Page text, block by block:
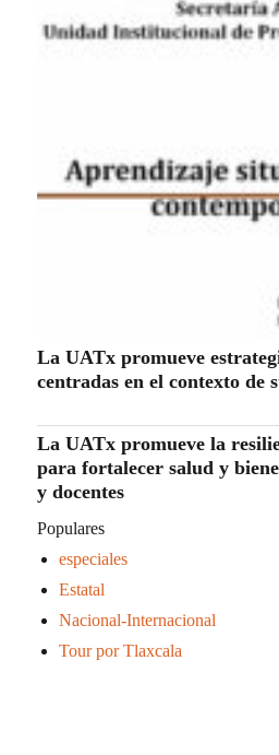
La UATx promueve
centradas en el contexto de
La UATx promueve la
para fortalecer salud y
y docentes
Populares
especiales
Estatal
Nacional-Internacional
Tour por Tlaxcala